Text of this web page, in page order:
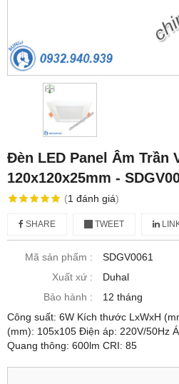
Đèn LED Panel Âm Trần
120x120x25mm -
(1 đánh giá)
SHARE TWEET
Mã sản phẩm :
SDGV0061
Xuất xứ :
Duhal
Bảo hành :
12 tháng
Công suất: 6W Kích thước LxWxH
(mm): 105x105 Điện áp: 220V/50Hz
Quang thông: 600lm CRI: 85